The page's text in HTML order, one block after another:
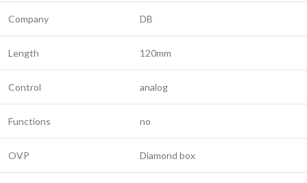
Company DB
Length 120mm
Control analog
Functions no
OVP Diamond box